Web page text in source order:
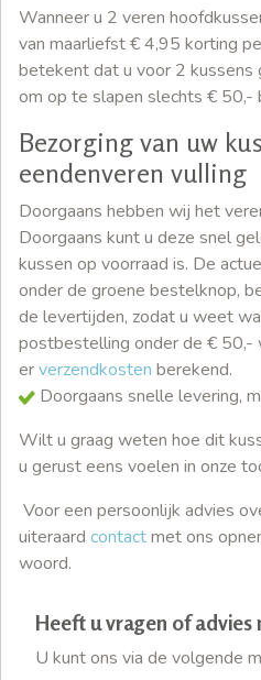
Wanneer u 2 veren
van maarliefst € 4,95 korting
betekent dat u voor 2 kussens
om op te slapen slechts € 50,-
Bezorging van uw
eendenveren vulling
Doorgaans hebben wij het
Doorgaans kunt u deze snel
kussen op voorraad is. De
onder de groene bestelknop,
de levertijden, zodat u weet
postbestelling onder de € 50,-
erverzendkosten berekend.
Doorgaans snelle levering,
Wilt u graag weten hoe dit
u gerust eens voelen in onze
Voor een persoonlijk advies
uiteraard contactmet ons
woord.
Heeft u vragen of advies
U kunt ons via de volgende